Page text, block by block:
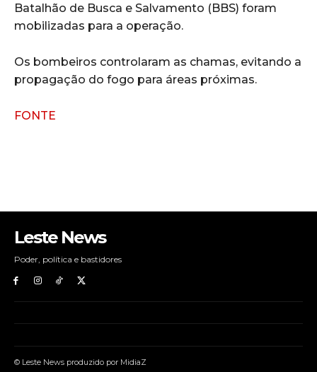
Batalhão de Busca e Salvamento (BBS) foram
mobilizadas para a operação.
Os bombeiros controlaram as chamas, evitando a
propagação do fogo para áreas próximas.
FONTE
Leste News
Poder, política e bastidores
© Leste News produzido por MidiaZ